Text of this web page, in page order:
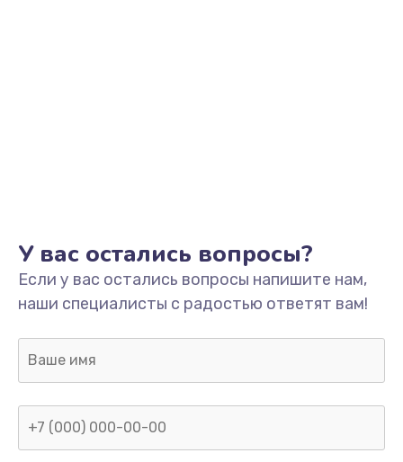
Замена/Pемонт карбюратора
1300 руб.
Заказать
Ремонт капиллярной трубки
400 руб.
У вас остались вопросы?
Если у вас остались вопросы напишите нам,
наши специалисты с радостью ответят вам!